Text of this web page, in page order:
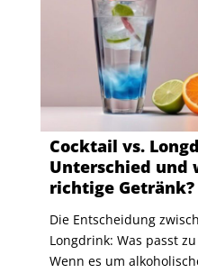
Cocktail vs.
Unterschied und
richtige Getränk?
Die Entscheidung
Longdrink: Was passt
Wenn es um